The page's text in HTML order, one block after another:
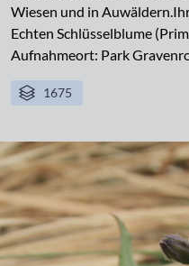
Wiesen und in
Echten Schlüsselblume
Aufnahmeort: Park
1675